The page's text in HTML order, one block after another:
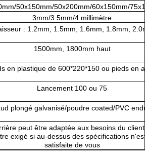
50x150mm/50x200mm/60x150mm/
3mm/3.5mm/4 millimètre
: 1.2mm, 1.5mm, 1.6mm, 1.8mm,
1500mm, 1800mm haut
en plastique de 600*220*150 ou pieds en
Lancement 100 ou 75
plongé galvanisé/poudre coated/PVC
peut être adaptée aux besoins du client
exigé si au-dessus des spécifications n'est
satisfaite de vous